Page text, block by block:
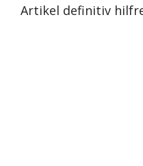
Artikel definitiv